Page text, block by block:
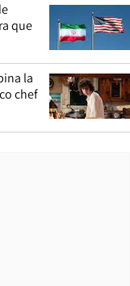
que
la
chef